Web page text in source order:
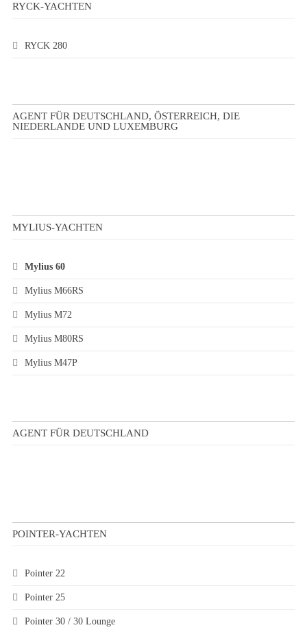
RYCK-YACHTEN
RYCK 280
AGENT FÜR DEUTSCHLAND, ÖSTERREICH, DIE
NIEDERLANDE UND LUXEMBURG
MYLIUS-YACHTEN
Mylius 60
Mylius M66RS
Mylius M72
Mylius M80RS
Mylius M47P
AGENT FÜR DEUTSCHLAND
POINTER-YACHTEN
Pointer 22
Pointer 25
Pointer 30 / 30 Lounge